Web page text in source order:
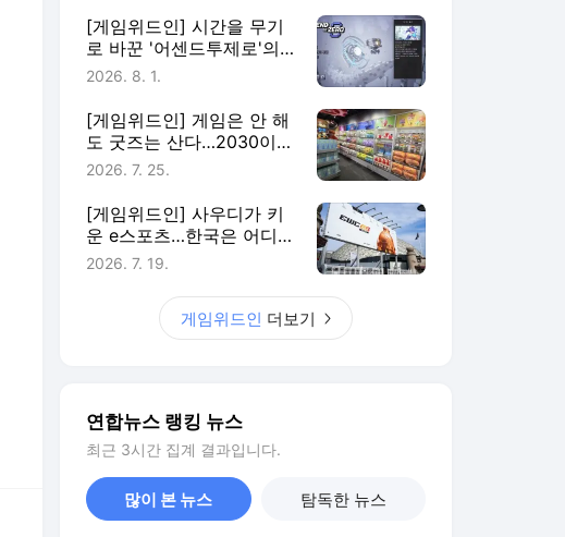
[게임위드인] 시간을 무기
로 바꾼 '어센드투제로'의
실험
2026. 8. 1.
[게임위드인] 게임은 안 해
도 굿즈는 산다…2030이
게임에 남는 법
2026. 7. 25.
[게임위드인] 사우디가 키
운 e스포츠…한국은 어디에
있나
2026. 7. 19.
게임위드인 더보기
연합뉴스 랭킹 뉴스
최근 3시간 집계 결과입니다.
많이 본 뉴스 탐독한 뉴스